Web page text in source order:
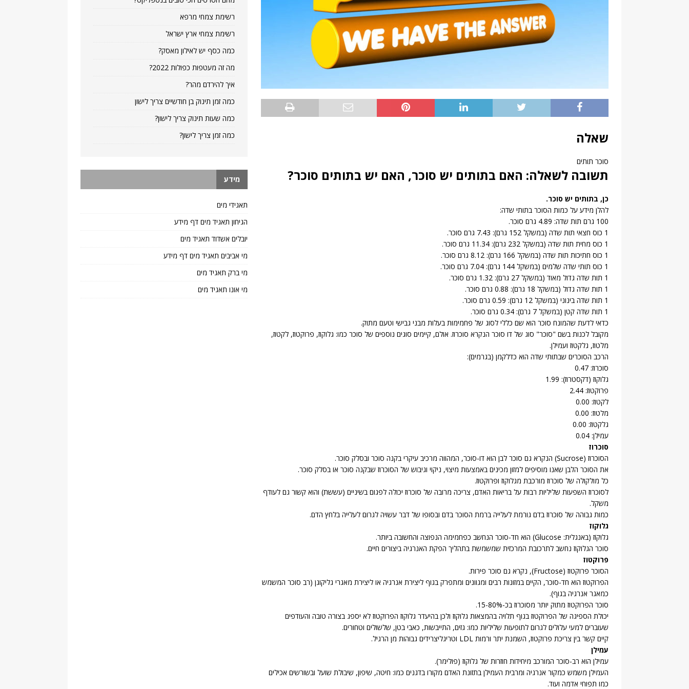
שאלה
סוכר תותים
תשובה לשאלה: האם בתותים יש סוכר, האם יש בתותים סוכר?
כן, בתותים יש סוכר.
להלן מידע על כמות הסוכר בתותי שדה:
100 גרם תות שדה: 4.89 גרם סוכר.
1 כוס חצאי תות שדה (במשקל 152 גרם): 7.43 גרם סוכר.
1 כוס מחית תות שדה (במשקל 232 גרם): 11.34 גרם סוכר.
1 כוס חתיכות תות שדה (במשקל 166 גרם): 8.12 גרם סוכר.
1 כוס תותי שדה שלמים (במשקל 144 גרם): 7.04 גרם סוכר.
1 תות שדה גדול מאוד (במשקל 27 גרם): 1.32 גרם סוכר.
1 תות שדה גדול (במשקל 18 גרם): 0.88 גרם סוכר.
1 תות שדה בינוני (במשקל 12 גרם): 0.59 גרם סוכר.
1 תות שדה קטן (במשקל 7 גרם): 0.34 גרם סוכר.
כדאי לדעת שהמונח סוכר הוא שם כללי לסוג של פחמימות בעלות מבני גבישי וטעם מתוק.
מקובל לכנות בשם "סוכר" סוג של דו סוכר הנקרא סוכרוז. אולם, קיימים סוגים נוספים של סוכר כמו: גלוקוז, פרוקטוז, לקטוז,
מלטוז, גלקטוז ועמילן.
הרכב הסוכרים שבתותי שדה הוא כדלקמן (בגרמים):
סוכרוז: 0.47
גלוקוז (דקסטרוז): 1.99
פרוקטוז: 2.44
לקטוז: 0.00
מלטוז: 0.00
גלקטוז: 0.00
עמילן: 0.04
סוכרוז
הסוכרוז (Sucrose) הנקרא גם סוכר לבן הוא דו-סוכר, המהווה מרכיב עיקרי בקנה סוכר ובסלק סוכר.
את הסוכר הלבן שאנו מוסיפים למזון מכינים באמצעות מיצוי, ניקוי וגיבוש של הסוכרוז שבקנה סוכר או בסלק סוכר.
כל מולקולה של סוכרוז מורכבת מגלוקוז ופרוקטוז.
לסוכרוז השפעות שליליות רבות על בריאות האדם, צריכה מרובה של סוכרוז יכולה לפגום בשיניים (עששת) והוא קשור גם לעודף
משקל.
כמות גבוהה של סוכרוז בדם גורמת לעלייה ברמת הסוכר בדם ובסופו של דבר עשויה לגרום לעלייה בלחץ הדם.
גלוקוז
גלוּקוֹז (באנגלית: Glucose) הוא חד-סוכר הנחשב כפחמימה הנפוצה והחשובה ביותר.
סוכר הגלוקוז נחשב לתרכובת המרכזית שמשמשת בתהליך הפקת האנרגיה ביצורים חיים.
פרוקטוז
הסוכר פרוקטוז (Fructose), נקרא גם סוכר פירות.
הפרוקטוז הוא חד-סוכר, הקיים במזונות רבים ומגוונים ומתפרק בגוף ליצירת אנרגיה או ליצירת מאגרי גליקוגן (רב סוכר המשמש
כמאגר אנרגיה בגוף).
סוכר הפרוקטוז מתוק יותר מסוכרוז בכ-15-80%.
יכולת הספיגה של הפרוקטוז בגוף תלויה בהמצאות גלוקוז ולכן בהיעדר גלוקוז הפרוקטוז לא יספג בצורה טובה והעודפים
שעוברים למעי עלולים לגרום לתופעות שליליות כמו: גזים, התייבשות, כאבי בטן, שלשולים וטחורים.
קיים קשר בין צריכת פרוקטוז, השמנת יתר ורמות LDL וטריגליצרידים גבוהות מן הרגיל.
עמילן
עמילן הוא רב-סוכר המורכב מיחידות חוזרות של גלוקוז (פולימר).
העמילן משמש כמקור אנרגיה ומרבית העמילן בתזונת האדם מקורו בדגנים כמו: חיטה, שיפון, שיבולת שועל ובשורשים אכילים
כמו תפוחי אדמה ועוד.
רשימת צמחי מרפא
רשימת צמחי ארץ ישראל
כמה כסף יש לאילון מאסק?
מה זה מעטפות כפולות 2022?
איך להירדם מהר?
כמה זמן תינוק בן חודשיים צריך לישון
כמה שעות תינוק צריך לישון?
כמה זמן צריך לישון?
מידע
תאגידי מים
הגיחון תאגיד מים דף מידע
יובלים אשדוד תאגיד מים
מי אביבים תאגיד מים דף מידע
מי ברק תאגיד מים
מי אונו תאגיד מים